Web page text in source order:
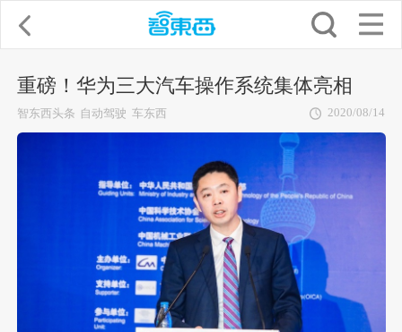
重磅！华为三大汽车操作系统集体亮相
智东西头条 自动驾驶 车东西 2020/08/14